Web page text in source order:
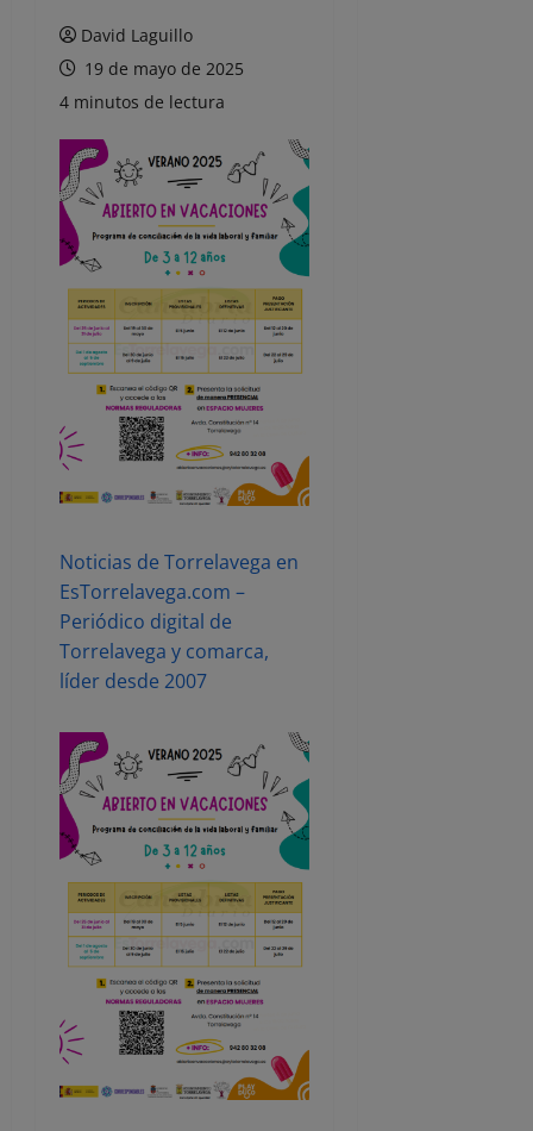
David Laguillo
19 de mayo de 2025
4 minutos de lectura
Noticias de Torrelavega en
EsTorrelavega.com –
Periódico digital de
Torrelavega y comarca,
líder desde 2007